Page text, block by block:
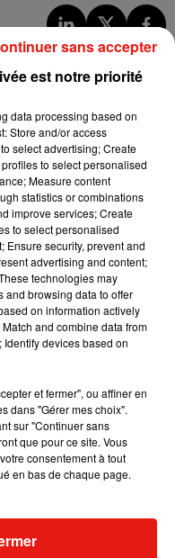
à la vie de chatelain
clip
le remix de « Love
Kylie Minogue
le single le plus
Lens dévoilent leur
est notre priorité
data processing based on
Store and/or access
select advertising; Create
to select personalised
Measure content
statistics or combinations
improve services; Create
to select personalised
Ensure security, prevent and
advertising and content;
technologies may
and browsing data to offer
on information actively
and combine data from
devices based on
et fermer", ou affiner en
dans "Gérer mes choix".
sur "Continuer sans
que pour ce site. Vous
consentement à tout
en bas de chaque page.
sans accepter